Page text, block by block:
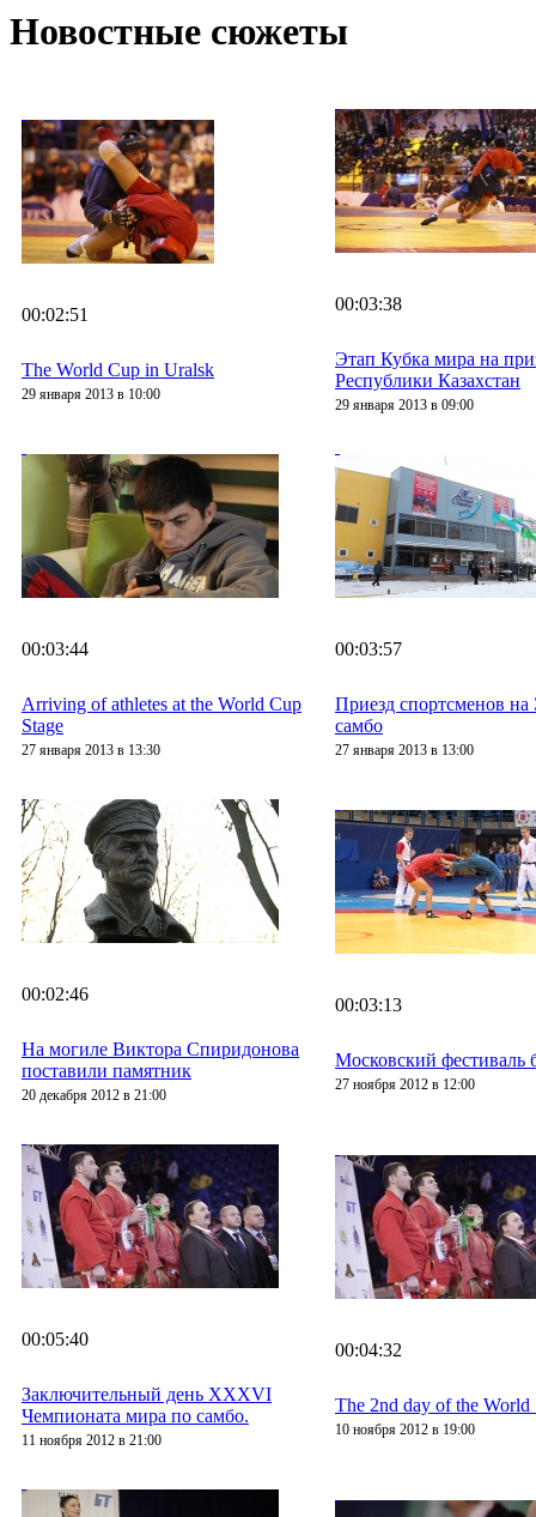
Новостные сюжеты
00:02:51
The World Cup in Uralsk
29 января 2013 в 10:00
00:03:38
Этап Кубка мира на
Республики Казахстан
29 января 2013 в 09:00
00:03:44
Arriving of athletes at the World Cup
Stage
27 января 2013 в 13:30
00:03:57
Приезд спортсменов
самбо
27 января 2013 в 13:00
00:02:46
На могиле Виктора Спиридонова
поставили памятник
20 декабря 2012 в 21:00
00:03:13
Московский фестиваль
27 ноября 2012 в 12:00
00:05:40
Заключительный день XXXVI
Чемпионата мира по самбо.
11 ноября 2012 в 21:00
00:04:32
The 2nd day of the World
10 ноября 2012 в 19:00